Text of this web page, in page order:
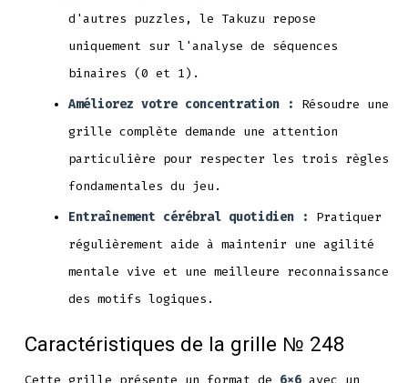
d'autres puzzles, le Takuzu repose
uniquement sur l'analyse de séquences
binaires (0 et 1).
Améliorez votre concentration :
Résoudre une
grille complète demande une attention
particulière pour respecter les trois règles
fondamentales du jeu.
Entraînement cérébral quotidien :
Pratiquer
régulièrement aide à maintenir une agilité
mentale vive et une meilleure reconnaissance
des motifs logiques.
Caractéristiques de la grille № 248